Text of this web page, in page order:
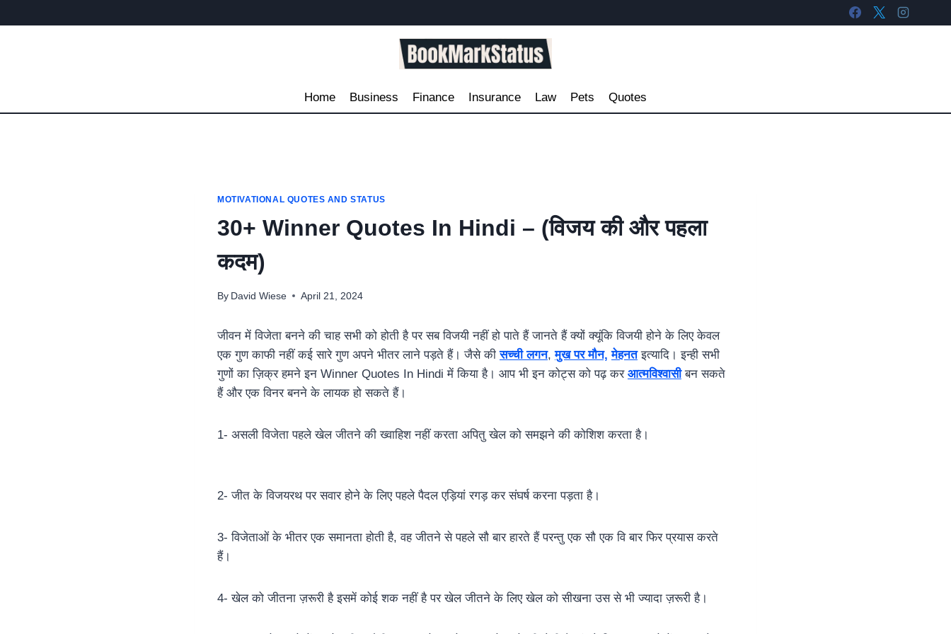
to
Home Business Finance Insurance Law Pets Quotes
MOTIVATIONAL QUOTES AND STATUS
30+ Winner Quotes In Hindi – (विजय की और पहला
कदम)
By David Wiese April 21, 2024
जीवन में विजेता बनने की चाह सभी को होती है पर सब विजयी नहीं हो पाते हैं जानते हैं क्यों क्यूंकि विजयी होने के लिए केवल
एक गुण काफी नहीं कई सारे गुण अपने भीतर लाने पड़ते हैं। जैसे कीसच्ची लगन,मुख पर मौन, मेहनतइत्यादि। इन्ही सभी
गुणों का ज़िक्र हमने इन Winner Quotes In Hindi में किया है। आप भी इन कोट्स को पढ़ कर आत्मविश्वासीबन सकते
हैं और एक विनर बनने के लायक हो सकते हैं।
1- असली विजेता पहले खेल जीतने की ख्वाहिश नहीं करता अपितु खेल को समझने की कोशिश करता है।
2- जीत के विजयरथ पर सवार होने के लिए पहले पैदल एड़ियां रगड़ कर संघर्ष करना पड़ता है।
3- विजेताओं के भीतर एक समानता होती है, वह जीतने से पहले सौ बार हारते हैं परन्तु एक सौ एक वि बार फिर प्रयास करते
हैं।
4- खेल को जीतना ज़रूरी है इसमें कोई शक नहीं है पर खेल जीतने के लिए खेल को सीखना उस से भी ज्यादा ज़रूरी है।